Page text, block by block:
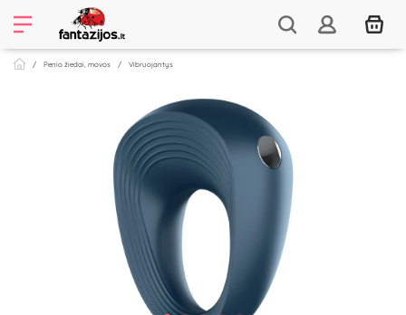
Penio žiedai, movos Vibruojantys